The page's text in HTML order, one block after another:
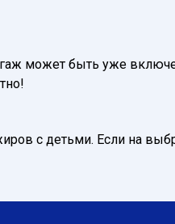
может быть уже
с детьми. Если на